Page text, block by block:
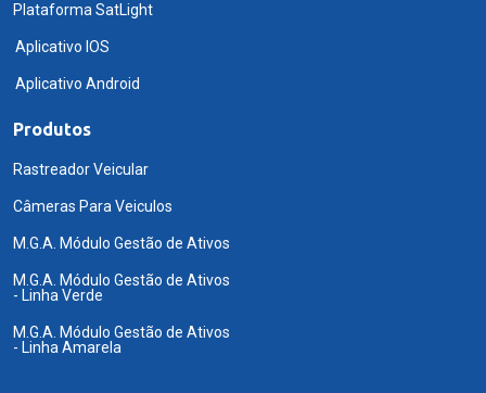
Plataforma SatLight
Aplicativo IOS
Aplicativo Android
Produtos
Rastreador Veicular
Câmeras Para Veiculos
M.G.A. Módulo Gestão de Ativos
M.G.A. Módulo Gestão de Ativos
- Linha Verde
M.G.A. Módulo Gestão de Ativos
- Linha Amarela